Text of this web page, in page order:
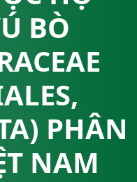
BÒ
PHÂN
NAM